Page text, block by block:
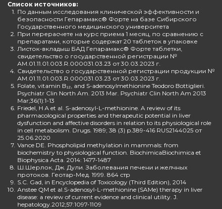
Список источников:
1. По данным исследования клинической эффективности и
безопасности Гепарамакс® Форте на базе Сибирского
Государственного медицинского университета
2. При перерасчете на курс приема 1 месяц, по сравнению с
препаратами, которые содержат 20 таблеток в упаковке
3. Листок-вкладыш БАД Гепарамакс® Форте таблетки,
свидетельство о государственной регистрации №
AM.01.11.01.003.R.000031.03.23 от 30.03.2023 г.
4. Свидетельство о государственной регистрации продукции №
AM.01.11.01.003.R.000031.03.23 от 30.03.2023 г.
5. Folate, vitamin B₁₂, and S-adenosylmethionine Teodoro Bottiglieri.
Psychiatr Clin North Am. 2013 Mar. Psychiatr Clin North Am 2013
Mar;36(1):1-13
6. Friedel, H A et al. S-adenosyl-L-methionine. A review of its
pharmacological properties and therapeutic potential in liver
dysfunction and affective disorders in relation to its physiological role
in cell metabolism. Drugs. 1989; 38 (3) p.389-416 RUS2144025 от
25.06.2020
7. Vance DE. Phospholipid methylation in mammals: from
biochemistry to physiological function. BiochimicaBiochimica et
Biophysica Acta. 2014: 1477-1487
8. Ш.Шерлок, Дж. Дули. Заболевания печени и желчных
протоков. Геотар-Мед. 1999. 864 стр
9. S.C. Gad, in Encyclopedia of Toxicology (Third Edition), 2014
10. Anstee QM et al.S-adenosyl-L-methionine (SAMe) therapy in liver
disease: a review of current evidence and clinical utility. J.
hepatology.2012;57:1097-1109